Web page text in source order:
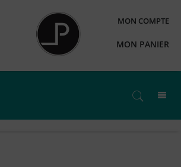
MON COMPTE
MON PANIER